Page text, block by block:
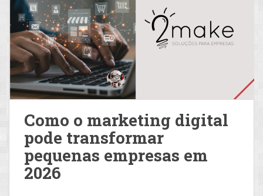
Como o marketing digital
pode transformar
pequenas empresas em
2026